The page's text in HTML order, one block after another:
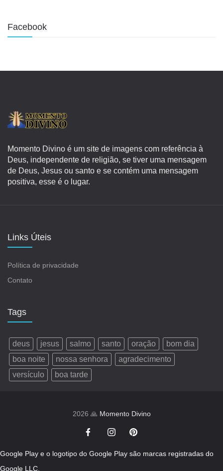
Facebook
Momento Divino é um site de imagens com referência à
Deus, independente de religião, se tiver uma mensagem
de Deus, Jesus ou santo e se contém uma mensagem
positiva, esse é o lugar.
Links Úteis
Política de privacidade
Contato
Tags
deus jesus salmo santo oração
bom dia
boa noite
nossa senhora
agradecimento
versículo
boa tarde
2026 🙏 Momento Divino
Google Play e o logotipo do Google Play são marcas registradas do
Google LLC.